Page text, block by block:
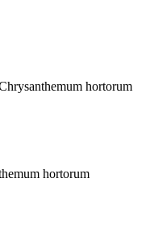
hortorum
hortorum